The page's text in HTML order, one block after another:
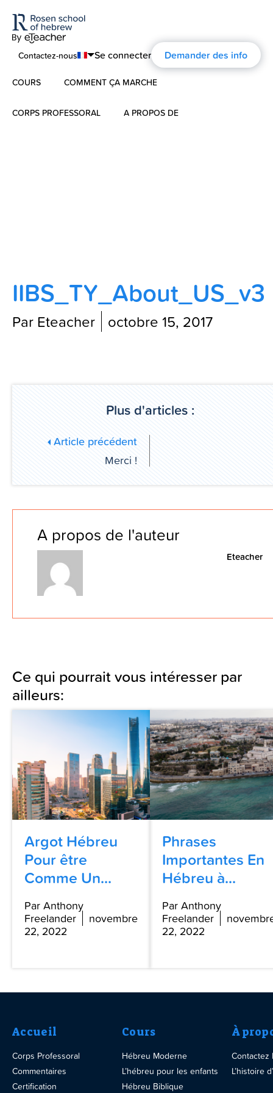
Contactez-nous
English
Português
Se connecter Demander des info
COURS
Hébreu Moderne
COMMENT ÇA MARCHE
CORPS PROFESSORAL A PROPOS DE
Contactez-nous
Blog
IIBS_TY_About_US_v3
Par Eteacher octobre 15, 2017
Plus d'articles :
Article précédent
Merci !
A propos de l'auteur
Eteacher
Ce qui pourrait vous intéresser par
ailleurs:
Argot Hébreu
Pour être
Comme Un...
Par Anthony
Freelander
novembre
22, 2022
Phrases
Importantes En
Hébreu à...
Par Anthony
Freelander
22, 2022
Accueil
Corps Professoral
Commentaires
Certification
Cours
Hébreu Moderne
L’hébreu pour les enfants
Hébreu Biblique
À
Contactez
L’histoire